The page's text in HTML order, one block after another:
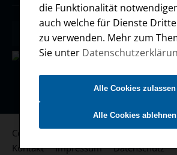
Copyright 2026 questcafe | Dieter
Kontakt
Impressum Datenschutz
die Funktionalität
auch welche für Dienste
zu verwenden. Mehr zum
Sie unter
Alle Cookies zulassen
Alle Cookies ablehnen